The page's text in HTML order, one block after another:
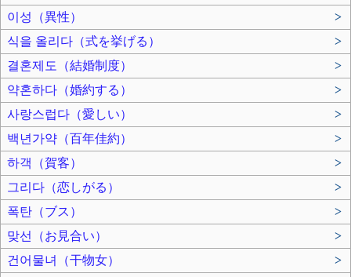
이성（異性）
>
식을 올리다（式を挙げる）
>
결혼제도（結婚制度）
>
약혼하다（婚約する）
>
사랑스럽다（愛しい）
>
백년가약（百年佳約）
>
하객（賀客）
>
그리다（恋しがる）
>
폭탄（ブス）
>
맞선（お見合い）
>
건어물녀（干物女）
>